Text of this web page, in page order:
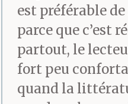
bras.
et sifflets,
que t’avais
allumée
est préférable
parce que c’est
partout, le
fort peu
quand la